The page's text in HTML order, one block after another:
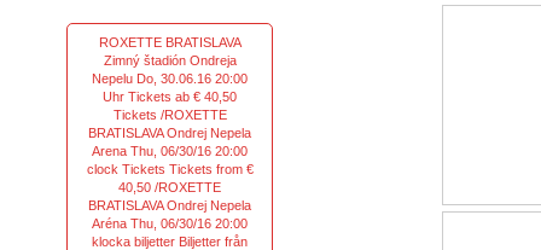
ROXETTE BRATISLAVA
Zimný štadión Ondreja
Nepelu Do, 30.06.16 20:00
Uhr Tickets ab € 40,50
Tickets /ROXETTE
BRATISLAVA Ondrej Nepela
Arena Thu, 06/30/16 20:00
clock Tickets Tickets from €
40,50 /ROXETTE
BRATISLAVA Ondrej Nepela
Aréna Thu, 06/30/16 20:00
klocka biljetter Biljetter från